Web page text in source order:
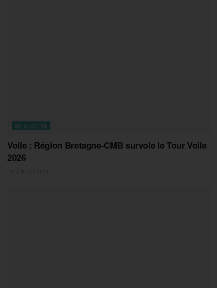
BRETAGNE
Voile : Région Bretagne-CMB survole le Tour Voile
2026